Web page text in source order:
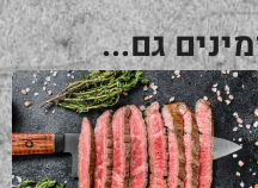
גם...